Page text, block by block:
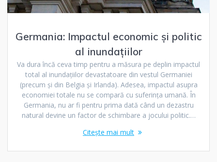
Germania: Impactul economic și politic
al inundațiilor
Va dura încă ceva timp pentru a măsura pe deplin impactul
total al inundațiilor devastatoare din vestul Germaniei
(precum și din Belgia și Irlanda). Adesea, impactul asupra
economiei totale nu se compară cu suferința umană. În
Germania, nu ar fi pentru prima dată când un dezastru
natural devine un factor de schimbare a jocului politic.…
Citește mai mult